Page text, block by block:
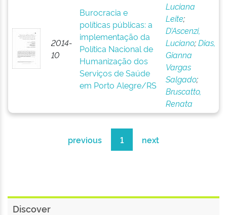
2014-
10
Burocracia e
políticas públicas: a
implementação da
Política Nacional de
Humanização dos
Serviços de Saúde
em Porto Alegre/RS
Luciana
Leite;
D’Ascenzi,
Luciano;Dias,
Gianna
Vargas
Salgado;
Bruscatto,
Renata
previous 1 next
Discover